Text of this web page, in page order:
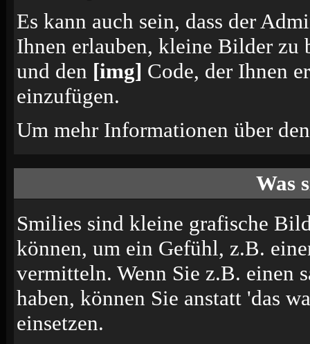
Es kann auch sein, dass der
Ihnen erlauben, kleine Bilder zu
und den [img] Code, der Ihnen
einzufügen.
Um mehr Informationen über
Was
Smilies sind kleine grafische
können, um ein Gefühl, z.B.
vermitteln. Wenn Sie z.B. einen
haben, können Sie anstatt 'das
einsetzen.